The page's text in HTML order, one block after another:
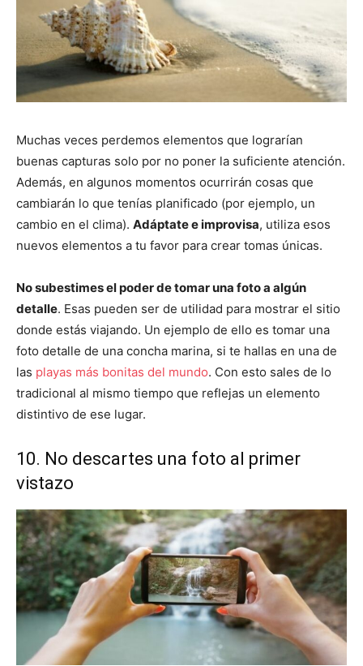
Muchas veces perdemos elementos que lograrían
buenas capturas solo por no poner la suficiente atención.
Además, en algunos momentos ocurrirán cosas que
cambiarán lo que tenías planificado (por ejemplo, un
cambio en el clima). Adáptate e improvisa, utiliza esos
nuevos elementos a tu favor para crear tomas únicas.
No subestimes el poder de tomar una foto a algún
detalle. Esas pueden ser de utilidad para mostrar el sitio
donde estás viajando. Un ejemplo de ello es tomar una
foto detalle de una concha marina, si te hallas en una de
las playas más bonitas del mundo. Con esto sales de lo
tradicional al mismo tiempo que reflejas un elemento
distintivo de ese lugar.
10. No descartes una foto al primer
vistazo